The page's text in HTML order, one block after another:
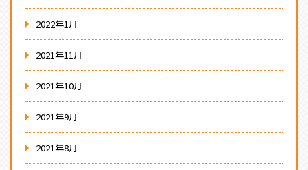
2022年1月
2021年11月
2021年10月
2021年9月
2021年8月